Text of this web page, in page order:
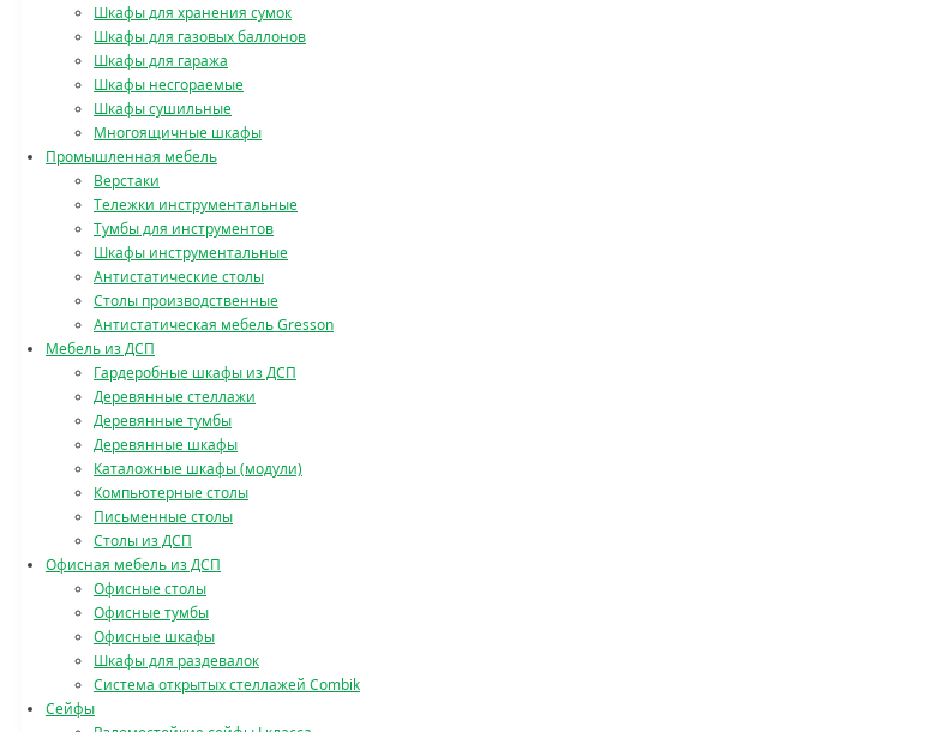
Шкафы для хранения сумок
Шкафы для газовых баллонов
Шкафы для гаража
Шкафы несгораемые
Шкафы сушильные
Многоящичные шкафы
Промышленная мебель
Верстаки
Тележки инструментальные
Тумбы для инструментов
Шкафы инструментальные
Антистатические столы
Столы производственные
Антистатическая мебель Gresson
Мебель из ДСП
Гардеробные шкафы из ДСП
Деревянные стеллажи
Деревянные тумбы
Деревянные шкафы
Каталожные шкафы (модули)
Компьютерные столы
Письменные столы
Столы из ДСП
Офисная мебель из ДСП
Офисные столы
Офисные тумбы
Офисные шкафы
Шкафы для раздевалок
Система открытых стеллажей Combik
Сейфы